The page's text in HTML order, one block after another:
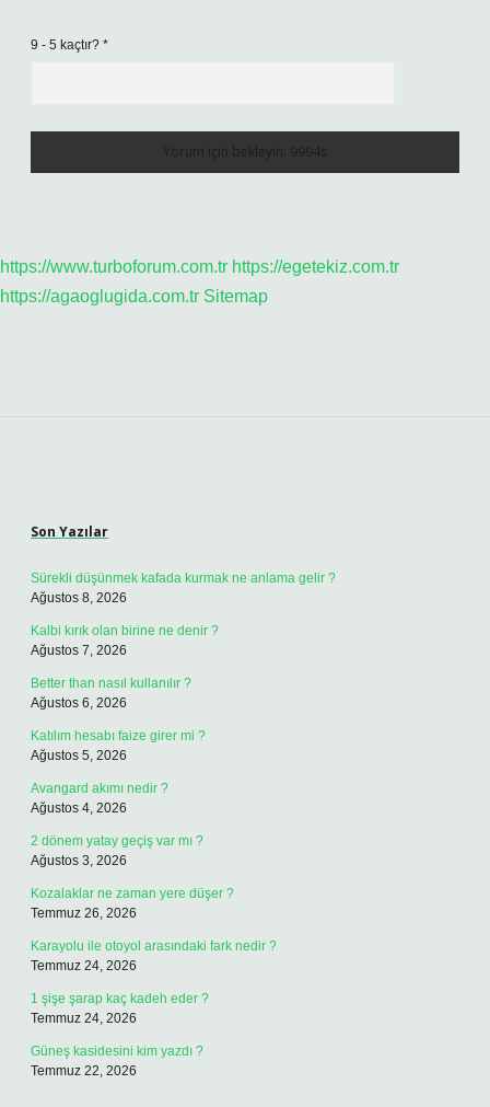
9 - 5 kaçtır? *
https://www.turboforum.com.tr https://egetekiz.com.tr
https://agaoglugida.com.tr Sitemap
Son Yazılar
Sürekli düşünmek kafada kurmak ne anlama gelir ?
Ağustos 8, 2026
Kalbi kırık olan birine ne denir ?
Ağustos 7, 2026
Better than nasıl kullanılır ?
Ağustos 6, 2026
Katılım hesabı faize girer mi ?
Ağustos 5, 2026
Avangard akımı nedir ?
Ağustos 4, 2026
2 dönem yatay geçiş var mı ?
Ağustos 3, 2026
Kozalaklar ne zaman yere düşer ?
Temmuz 26, 2026
Karayolu ile otoyol arasındaki fark nedir ?
Temmuz 24, 2026
1 şişe şarap kaç kadeh eder ?
Temmuz 24, 2026
Güneş kasidesini kim yazdı ?
Temmuz 22, 2026